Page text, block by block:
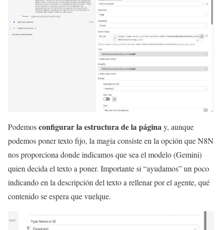
Podemosconfigurar la estructura de la páginay, aunque
podemos poner texto fijo, la magia consiste en la opción que N8N
nos proporciona donde indicamos que sea el modelo (Gemini)
quien decida el texto a poner. Importante si “ayudamos” un poco
indicando en la descripción del texto a rellenar por el agente, qué
contenido se espera que vuelque.